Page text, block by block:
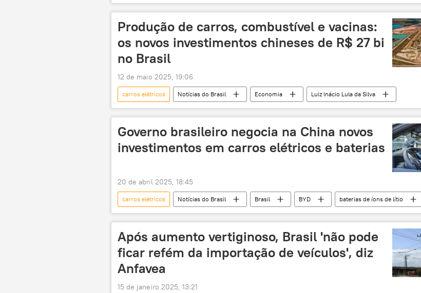
Pequim
Brasil Nova Rota da Seda comércio
América do Sul
Nova Indústria Brasil (NIB)
acordos bilaterais cooperação bilateral
Produção de carros, combustível e vacinas:
os novos investimentos chineses de R$ 27 bi
no Brasil
12 de maio 2025, 19:06
carros elétricos Notícias do Brasil Economia
Luiz Inácio Lula da Silva
Alexandre Padilha
Arábia Saudita China Brasil PT
Casa Civil
Governo brasileiro negocia na China novos
investimentos em carros elétricos e baterias
20 de abril 2025, 18:45
carros elétricos Notícias do Brasil Brasil BYD
baterias de íons de lítio
Economia
China transporte transição energética
Após aumento vertiginoso, Brasil 'não pode
ficar refém da importação de veículos', diz
Anfavea
15 de janeiro 2025, 13:21